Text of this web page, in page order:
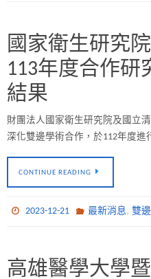
國家衛生研究
113年度合作研
結果
財團法人國家衛生研究院及國立
深化雙邊學術合作，於112年度進
CONTINUE READING
2023-12-21 最新消息, 雙
高雄醫學大學